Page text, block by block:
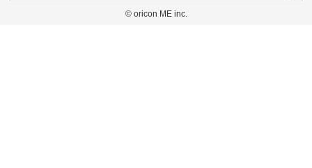
弊社の見解・ 意見ではないことをご理解いただいた上でご覧ください。
このサイトでは Cookie を使用して、ユーザーに合わせたコンテンツや広告の表示、ソー
© oricon ME inc.